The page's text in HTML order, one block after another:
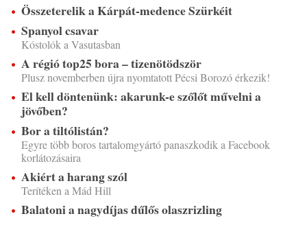
Összeterelik a Kárpát-medence Szürkéit
Spanyol csavar
Kóstolók a Vasutasban
A régió top25 bora – tizenötödször
Plusz novemberben újra nyomtatott Pécsi Borozó érkezik!
El kell döntenünk: akarunk-e szőlőt művelni a
jövőben?
Bor a tiltólistán?
Egyre több boros tartalomgyártó panaszkodik a Facebook
korlátozásaira
Akiért a harang szól
Terítéken a Mád Hill
Balatoni a nagydíjas dűlős olaszrizling